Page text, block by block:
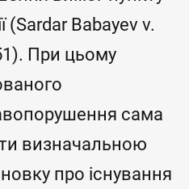
(Sardar Babayev v.
При цьому
сама
визначальною
про існування